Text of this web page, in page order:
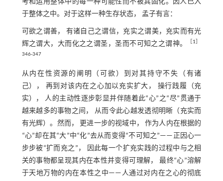
考和运用整体中的每一种可能性而不被其固化。因人已入
于整体之中。对于这样一种生存状态， 孟子有言：
可欲之谓善， 有诸自己之谓信，充实之谓美，充实而有光
辉之谓大，大而化之之谓圣，圣而不可知之之谓神。
1
346⁃347
从内在性资源的阐明（可欲）到对其持守不失（有诸
己）， 再到对该内在之心加以充实扩大， 操行践履（充
实）， 人的主动性逐步彰显并伴随着此“心”之“尽”贯通于
越来越多的事物之间， 从而令此心越发透彻明晰（充实而
有光辉）。然而， 更进一步的视域中， 作为人内在根据的
“心”却在其“大”中“化”去从而变得“不可知之”——正因心一
步步被“扩而充之”， 因此每一个扩充实践的过程中与之相
关的事物都呈现其内在本性并变得可理解， 最终“心”溶解
于天地万物的内在本性之中——人通过对内在之心的彻底